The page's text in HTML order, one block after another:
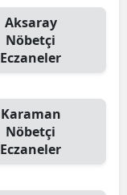
Aksaray
Nöbetçi
Eczaneler
Karaman
Nöbetçi
Eczaneler